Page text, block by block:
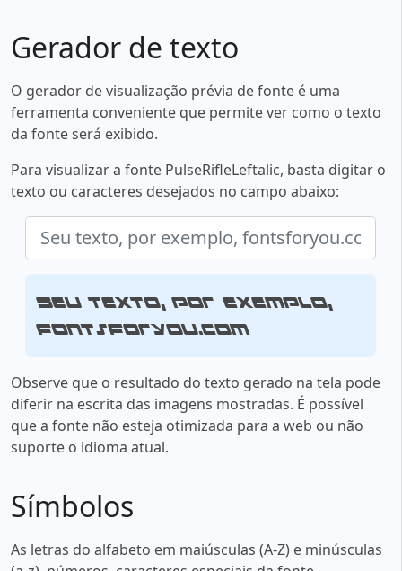
Gerador de texto
O gerador de visualização prévia de fonte é uma
ferramenta conveniente que permite ver como o texto
da fonte será exibido.
Para visualizar a fonte PulseRifleLeftalic, basta digitar o
texto ou caracteres desejados no campo abaixo:
Seu texto, por exemplo,
fontsforyou.com
Observe que o resultado do texto gerado na tela pode
diferir na escrita das imagens mostradas. É possível
que a fonte não esteja otimizada para a web ou não
suporte o idioma atual.
Símbolos
As letras do alfabeto em maiúsculas (A-Z) e minúsculas